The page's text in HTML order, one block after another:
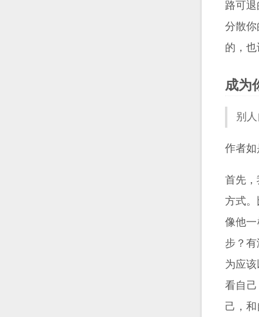
路可
分散你
的，也
成为
别
作者如
首先，
方式。
像他
步？
为应
看自
己，和